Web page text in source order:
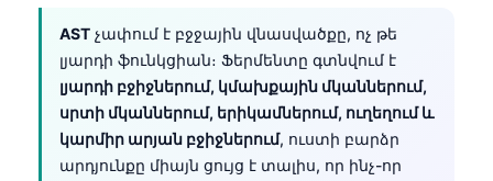
AST չափում է բջջային վնասվածքը, ոչ թե
լյարդի ֆունկցիան։ Ֆերմենտը գտնվում է
լյարդի բջիջներում, կմախքային մկաններում,
սրտի մկաններում, երիկամներում, ուղեղում և
կարմիր արյան բջիջներում, ուստի բարձր
արդյունքը միայն ցույց է տալիս, որ ինչ-որ